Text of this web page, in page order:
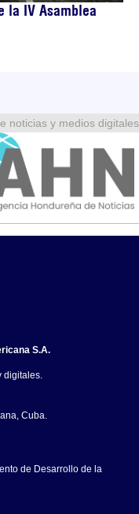
la IV Asamblea
noticias y medios digitales
S.A.
digitales.
Cuba.
de Desarrollo de la